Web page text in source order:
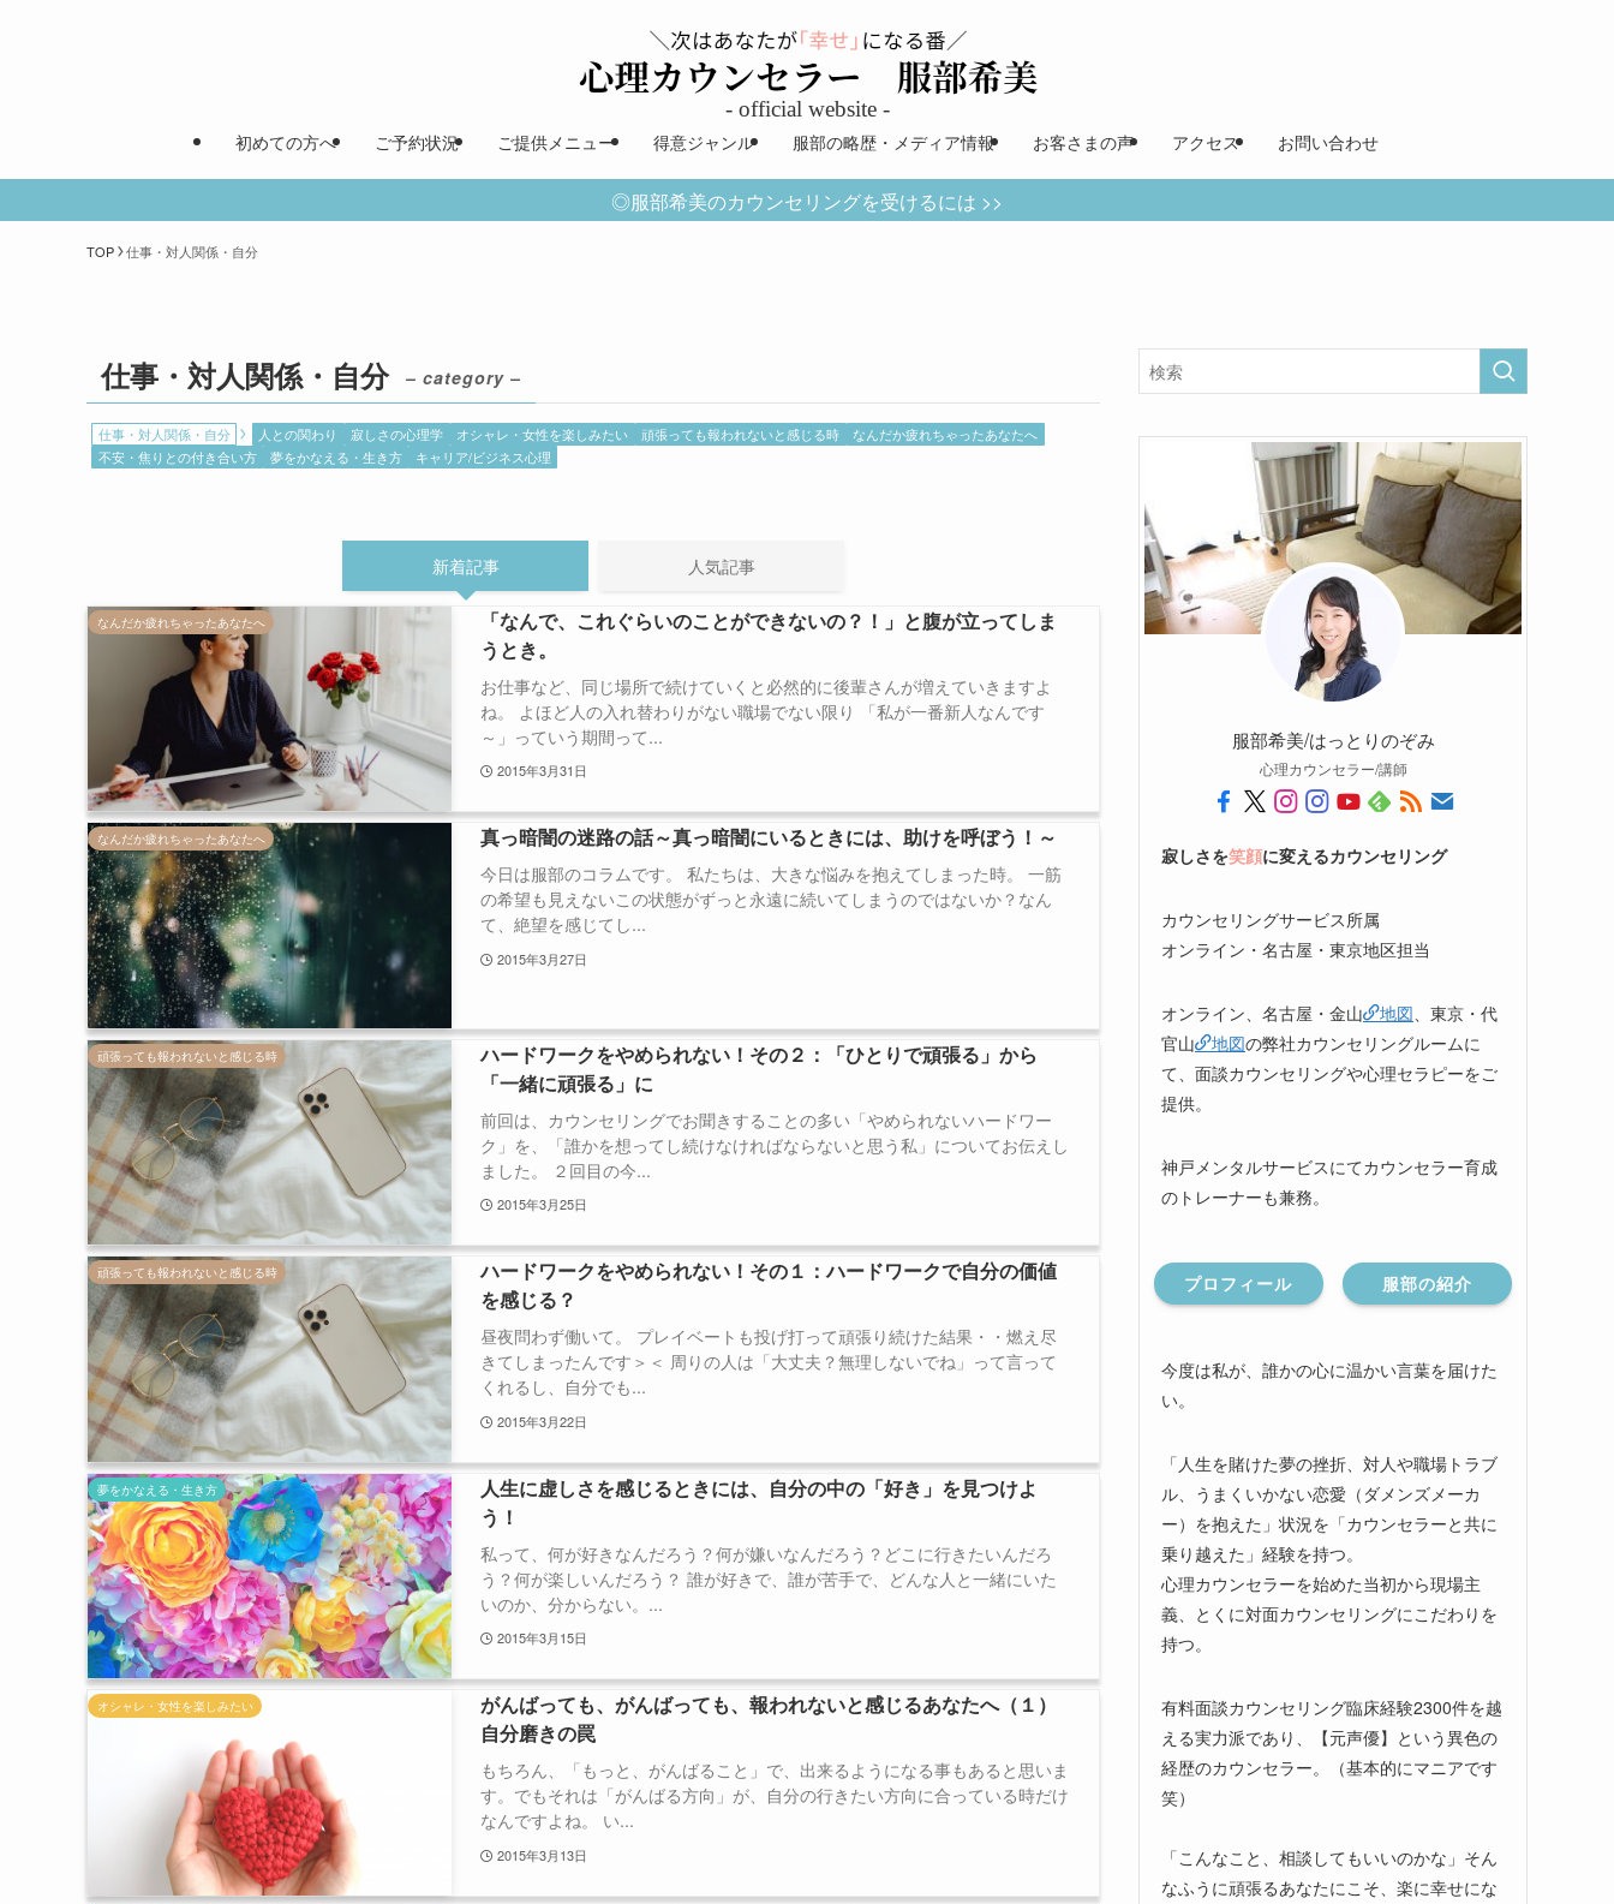
初めての方へ ご予約状況 ご提供メニュー 得意ジャンル 服部の略歴・メディア情報 お客さまの声 アクセス お問い合わせ
◎服部希美のカウンセリングを受けるには >>
TOP 仕事・対人関係・自分
仕事・対人関係・自分 – category –
仕事・対人関係・自分 人との関わり 寂しさの心理学 オシャレ・女性を楽しみたい 頑張っても報われないと感じる時
なんだか疲れちゃったあなたへ
不安・焦りとの付き合い方
夢をかなえる・生き方 キャリア/ビジネス心理
新着記事 人気記事
なんだか疲れちゃったあなたへ
「なんで、これぐらいのことができないの？！」と腹が立ってしま
うとき。
お仕事など、同じ場所で続けていくと必然的に後輩さんが増えていきますよ
ね。 よほど人の入れ替わりがない職場でない限り 「私が一番新人なんです
～」っていう期間って...
2015年3月31日
なんだか疲れちゃったあなたへ 真っ暗闇の迷路の話～真っ暗闇にいるときには、助けを呼ぼう！～
今日は服部のコラムです。 私たちは、大きな悩みを抱えてしまった時。 一筋
の希望も見えないこの状態がずっと永遠に続いてしまうのではないか？なん
て、絶望を感じてし...
2015年3月27日
頑張っても報われないと感じる時
ハードワークをやめられない！その２：「ひとりで頑張る」から
「一緒に頑張る」に
前回は、カウンセリングでお聞きすることの多い「やめられないハードワー
ク」を、「誰かを想ってし続けなければならないと思う私」についてお伝えし
ました。 ２回目の今...
2015年3月25日
頑張っても報われないと感じる時
ハードワークをやめられない！その１：ハードワークで自分の価値
を感じる？
昼夜問わず働いて。 プレイベートも投げ打って頑張り続けた結果・・燃え尽
きてしまったんです＞＜ 周りの人は「大丈夫？無理しないでね」って言って
くれるし、自分でも...
2015年3月22日
夢をかなえる・生き方
人生に虚しさを感じるときには、自分の中の「好き」を見つけよ
う！
私って、何が好きなんだろう？何が嫌いなんだろう？どこに行きたいんだろ
う？何が楽しいんだろう？ 誰が好きで、誰が苦手で、どんな人と一緒にいた
いのか、分からない。...
2015年3月15日
オシャレ・女性を楽しみたい
がんばっても、がんばっても、報われないと感じるあなたへ（１）
自分磨きの罠
もちろん、「もっと、がんばること」で、出来るようになる事もあると思いま
す。でもそれは「がんばる方向」が、自分の行きたい方向に合っている時だけ
なんですよね。 い...
2015年3月13日
服部希美/はっとりのぞみ
心理カウンセラー/講師
寂しさを笑顔に変えるカウンセリング
カウンセリングサービス所属
オンライン・名古屋・東京地区担当
オンライン、名古屋・金山 地図、東京・代
官山
地図の弊社カウンセリングルームに
て、面談カウンセリングや心理セラピーをご
提供。
神戸メンタルサービスにてカウンセラー育成
のトレーナーも兼務。
プロフィール 服部の紹介
今度は私が、誰かの心に温かい言葉を届けた
い。
「人生を賭けた夢の挫折、対人や職場トラブ
ル、うまくいかない恋愛（ダメンズメーカ
ー）を抱えた」状況を「カウンセラーと共に
乗り越えた」経験を持つ。
心理カウンセラーを始めた当初から現場主
義、とくに対面カウンセリングにこだわりを
持つ。
有料面談カウンセリング臨床経験2300件を越
える実力派であり、【元声優】という異色の
経歴のカウンセラー。（基本的にマニアです
笑）
「こんなこと、相談してもいいのかな」そん
なふうに頑張るあなたにこそ、楽に幸せにな